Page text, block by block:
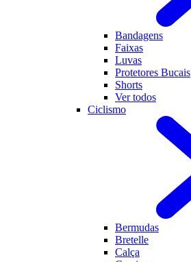
Bandagens
Faixas
Luvas
Protetores Bucais
Shorts
Ver todos
Ciclismo
Bermudas
Bretelle
Calça